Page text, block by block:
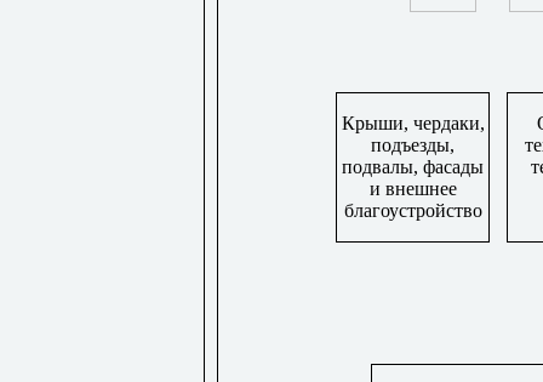
Крыши, чердаки,
подъезды,
подвалы, фасады
и внешнее
благоустройство